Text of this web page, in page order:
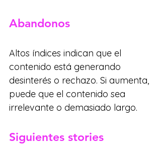
Abandonos
Altos índices indican que el
contenido está generando
desinterés o rechazo. Si aumenta,
puede que el contenido sea
irrelevante o demasiado largo.
Siguientes stories